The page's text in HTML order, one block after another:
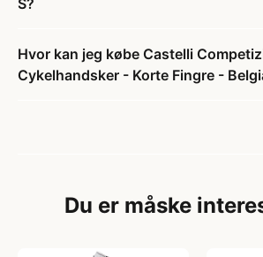
S?
Hvor kan jeg købe Castelli
Cykelhandsker - Korte Fingre -
Du er måske